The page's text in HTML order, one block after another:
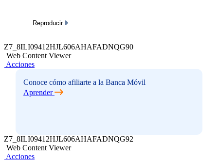
Reproducir
Z7_8ILI09412HJL606AHAFADNQG90
Web Content Viewer
Acciones
Conoce cómo afiliarte a la Banca Móvil
Aprender
Z7_8ILI09412HJL606AHAFADNQG92
Web Content Viewer
Acciones